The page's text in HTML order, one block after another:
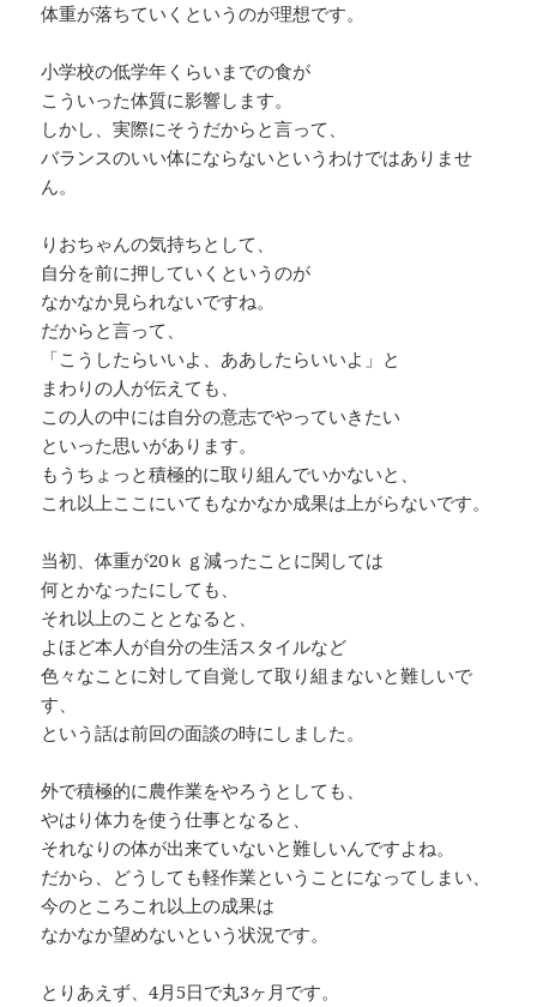
体重が落ちていくというのが理想です。
小学校の低学年くらいまでの食が
こういった体質に影響します。
しかし、実際にそうだからと言って、
バランスのいい体にならないというわけではありませ
ん。
りおちゃんの気持ちとして、
自分を前に押していくというのが
なかなか見られないですね。
だからと言って、
「こうしたらいいよ、ああしたらいいよ」と
まわりの人が伝えても、
この人の中には自分の意志でやっていきたい
といった思いがあります。
もうちょっと積極的に取り組んでいかないと、
これ以上ここにいてもなかなか成果は上がらないです。
当初、体重が20ｋｇ減ったことに関しては
何とかなったにしても、
それ以上のこととなると、
よほど本人が自分の生活スタイルなど
色々なことに対して自覚して取り組まないと難しいで
す、
という話は前回の面談の時にしました。
外で積極的に農作業をやろうとしても、
やはり体力を使う仕事となると、
それなりの体が出来ていないと難しいんですよね。
だから、どうしても軽作業ということになってしまい、
今のところこれ以上の成果は
なかなか望めないという状況です。
とりあえず、4月5日で丸3ヶ月です。